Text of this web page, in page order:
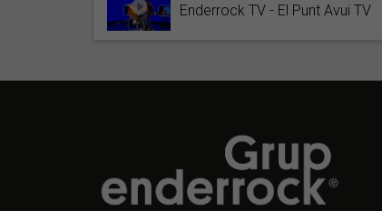
Enderrock TV - El Punt Avui TV